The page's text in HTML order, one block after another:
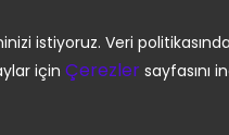
istiyoruz. Veri
için Çerezler sayfasını